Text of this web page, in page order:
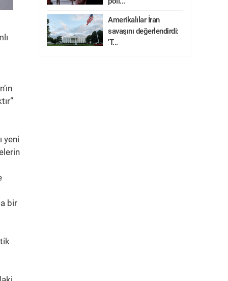
yeni
bir
Amerikalılar İran
savaşını değerlendirdi:
'T...